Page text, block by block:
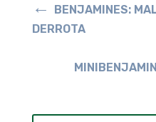
←
BENJAMINES:
DERROTA